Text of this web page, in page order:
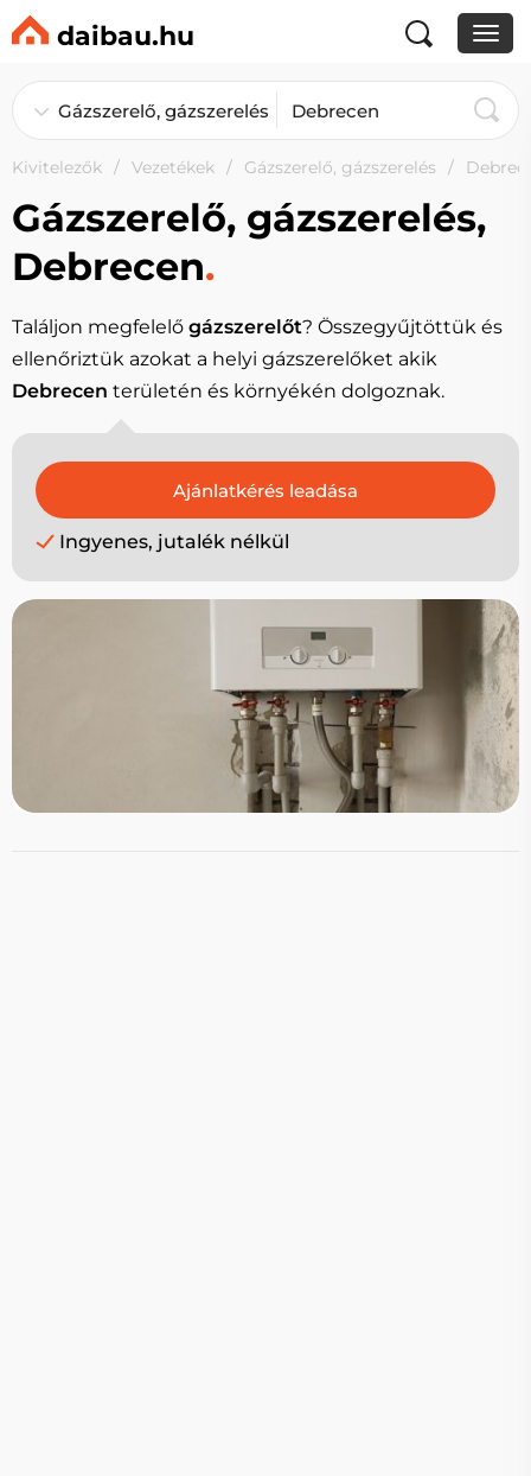
daibau.hu
Kivitelezők Vezetékek Gázszerelő, gázszerelés
Gázszerelő, gázszerelés,
Debrecen.
Találjon megfelelő gázszerelőt? Összegyűjtöttük és
ellenőriztük azokat a helyi gázszerelőket akik
Debrecen területén és környékén dolgoznak.
Ingyenes, jutalék nélkül